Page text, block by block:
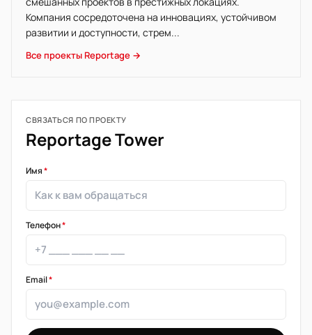
Компания сосредоточена на инновациях, устойчивом
развитии и доступности, стрем...
Все проекты Reportage →
СВЯЗАТЬСЯ ПО ПРОЕКТУ
Reportage Tower
Имя*
Телефон*
Email*